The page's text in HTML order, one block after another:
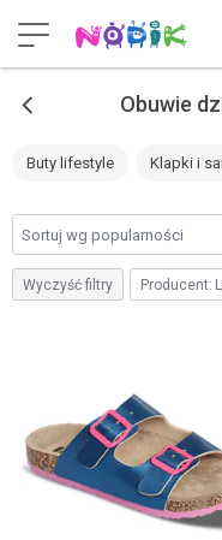
< Obuwie
Buty lifestyle Klapki i
Wyczyść filtry Producent: